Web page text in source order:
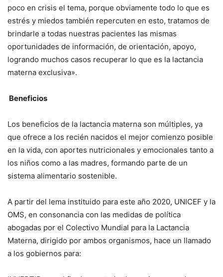
poco en crisis el tema, porque obviamente todo lo que es
estrés y miedos también repercuten en esto, tratamos de
brindarle a todas nuestras pacientes las mismas
oportunidades de información, de orientación, apoyo,
logrando muchos casos recuperar lo que es la lactancia
materna exclusiva».
Beneficios
Los beneficios de la lactancia materna son múltiples, ya
que ofrece a los recién nacidos el mejor comienzo posible
en la vida, con aportes nutricionales y emocionales tanto a
los niños como a las madres, formando parte de un
sistema alimentario sostenible.
A partir del lema instituido para este año 2020, UNICEF y la
OMS, en consonancia con las medidas de política
abogadas por el Colectivo Mundial para la Lactancia
Materna, dirigido por ambos organismos, hace un llamado
a los gobiernos para: